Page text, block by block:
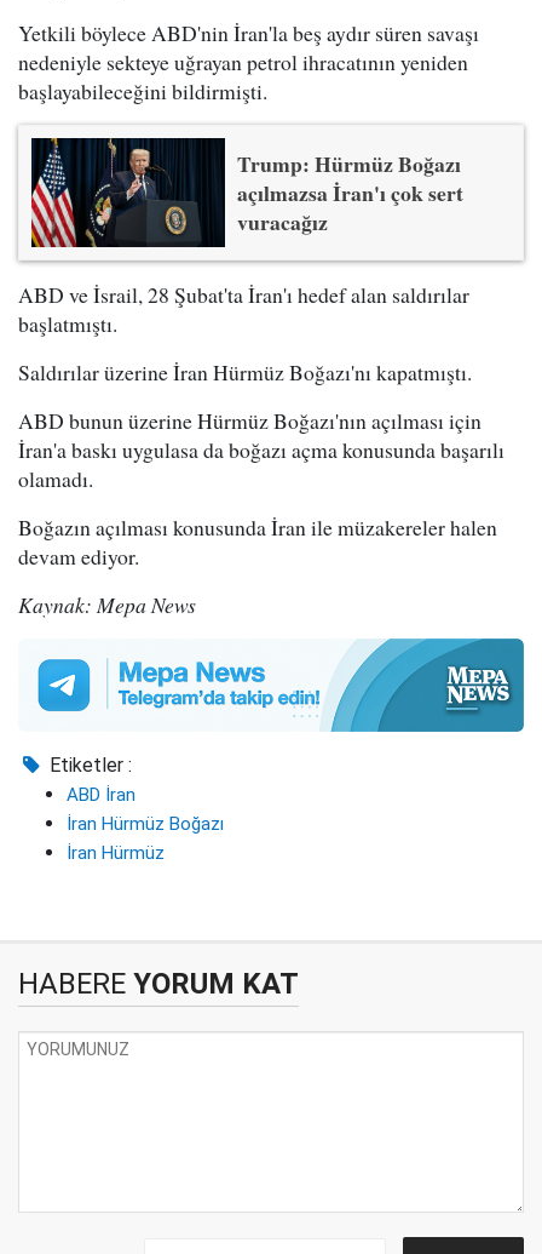
Yetkili böylece ABD'nin İran'la beş aydır süren savaşı
nedeniyle sekteye uğrayan petrol ihracatının yeniden
başlayabileceğini bildirmişti.
Trump: Hürmüz Boğazı
açılmazsa İran'ı çok sert
vuracağız
ABD ve İsrail, 28 Şubat'ta İran'ı hedef alan saldırılar
başlatmıştı.
Saldırılar üzerine İran Hürmüz Boğazı'nı kapatmıştı.
ABD bunun üzerine Hürmüz Boğazı'nın açılması için
İran'a baskı uygulasa da boğazı açma konusunda başarılı
olamadı.
Boğazın açılması konusunda İran ile müzakereler halen
devam ediyor.
Kaynak: Mepa News
Etiketler :
ABD İran
İran Hürmüz Boğazı
İran Hürmüz
HABERE YORUM KAT